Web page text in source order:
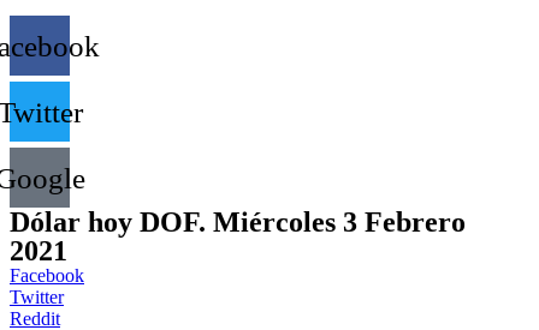
Dólar hoy DOF. Miércoles 3 Febrero
2021
Facebook
Twitter
Reddit